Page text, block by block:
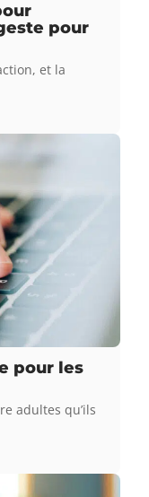
pour
et la
pour les
adultes qu’ils